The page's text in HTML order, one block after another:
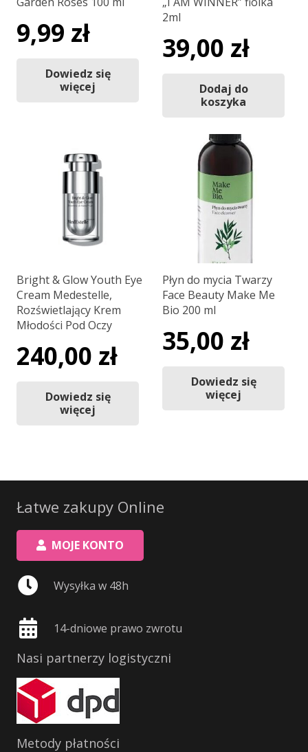
9,99 zł
Dowiedz się
więcej
2ml
39,00 zł
Dodaj do
koszyka
Bright & Glow Youth Eye
Cream Medestelle,
Rozświetlający Krem
Młodości Pod Oczy
240,00 zł
Dowiedz się
więcej
Płyn do mycia Twarzy
Face Beauty Make Me
Bio 200 ml
35,00 zł
Dowiedz się
więcej
Łatwe zakupy Online
MOJE KONTO
Wysyłka w 48h
14-dniowe prawo zwrotu
Nasi partnerzy logistyczni
Metody płatności